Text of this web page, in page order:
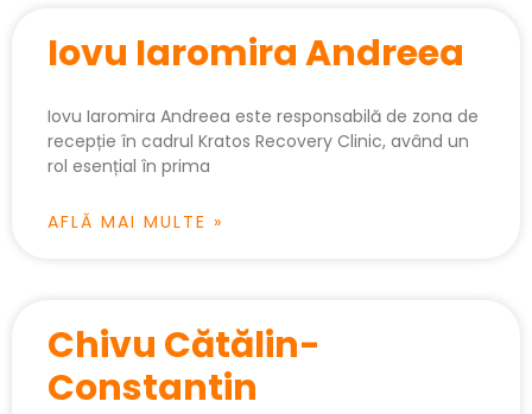
Iovu Iaromira Andreea
Iovu Iaromira Andreea este responsabilă de zona de
recepție în cadrul Kratos Recovery Clinic, având un
rol esențial în prima
AFLĂ MAI MULTE »
Chivu Cătălin-
Constantin